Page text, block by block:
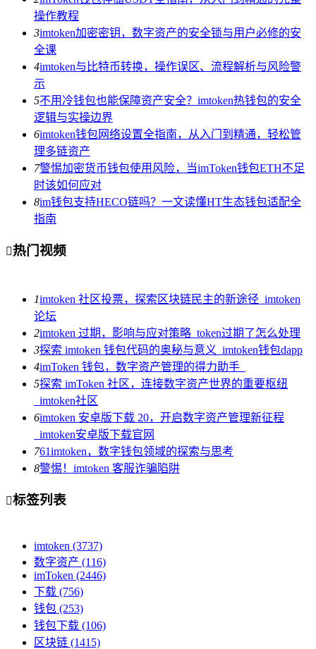
操作教程
3imtoken加密密钥，数字资产的安全锁与用户必修的安
全课
4imtoken与比特币转换，操作误区、流程解析与风险警
示
5不用冷钱包也能保障资产安全？imtoken热钱包的安全
逻辑与实操边界
6imtoken钱包网络设置全指南，从入门到精通，轻松管
理多链资产
7警惕加密货币钱包使用风险，当imToken钱包ETH不足
时该如何应对
8im钱包支持HECO链吗？一文读懂HT生态钱包适配全
指南
热门视频
1imtoken 社区投票，探索区块链民主的新途径_imtoken
论坛
2imtoken 过期，影响与应对策略_token过期了怎么处理
3探索 imtoken 钱包代码的奥秘与意义_imtoken钱包dapp
4imToken 钱包，数字资产管理的得力助手_
5探索 imToken 社区，连接数字资产世界的重要枢纽
_imtoken社区
6imtoken 安卓版下载 20，开启数字资产管理新征程
_imtoken安卓版下载官网
761imtoken，数字钱包领域的探索与思考
8警惕！imtoken 客服诈骗陷阱
标签列表
imtoken (3737)
数字资产 (116)
imToken (2446)
下载 (756)
钱包 (253)
钱包下载 (106)
区块链 (1415)